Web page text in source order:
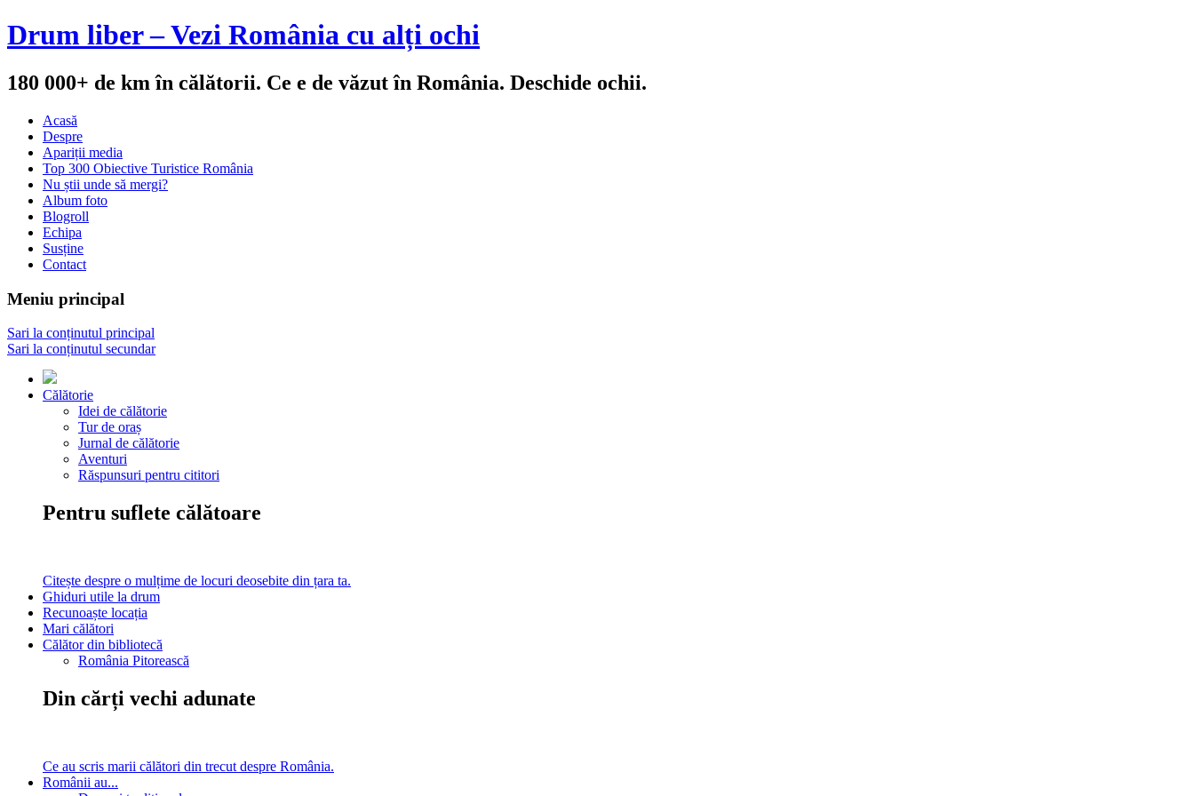
Drum liber – Vezi România cu alți ochi
180 000+ de km în călătorii. Ce e de văzut în România. Deschide ochii.
Acasă
Despre
Apariții media
Top 300 Obiective Turistice România
Nu știi unde să mergi?
Album foto
Blogroll
Echipa
Susține
Contact
Meniu principal
Sari la conținutul principal
Sari la conținutul secundar
Călătorie
Idei de călătorie
Tur de oraș
Jurnal de călătorie
Aventuri
Răspunsuri pentru cititori
Pentru suflete călătoare
Citește despre o mulțime de locuri deosebite din țara ta.
Ghiduri utile la drum
Recunoaște locația
Mari călători
Călător din bibliotecă
România Pitorească
Din cărți vechi adunate
Ce au scris marii călători din trecut despre România.
Românii au...